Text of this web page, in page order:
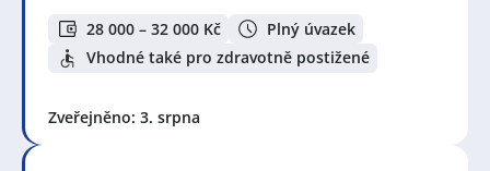
28 000 – 32 000 Kč
Plný úvazek
Vhodné také pro zdravotně postižené
Zveřejněno: 3. srpna